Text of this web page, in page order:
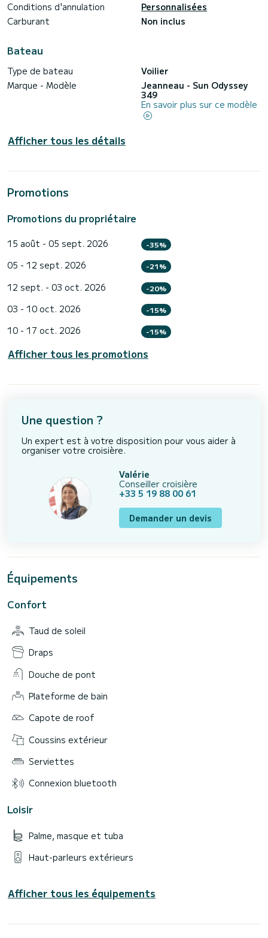
Conditions d'annulation
Personnalisées
Carburant
Non inclus
Bateau
Type de bateau
Voilier
Marque - Modèle
Jeanneau - Sun Odyssey
349
En savoir plus sur ce modèle
Afficher tous les détails
Promotions
Promotions du propriétaire
15 août - 05 sept. 2026 -35%
05 - 12 sept. 2026 -21%
12 sept. - 03 oct. 2026 -20%
03 - 10 oct. 2026 -15%
10 - 17 oct. 2026 -15%
Afficher tous les promotions
Une question ?
Un expert est à votre disposition pour vous aider à
organiser votre croisière.
Valérie
Conseiller croisière
+33 5 19 88 00 61
Demander un devis
Équipements
Confort
Taud de soleil
Draps
Douche de pont
Plateforme de bain
Capote de roof
Coussins extérieur
Serviettes
Connexion bluetooth
Loisir
Palme, masque et tuba
Haut-parleurs extérieurs
Afficher tous les équipements